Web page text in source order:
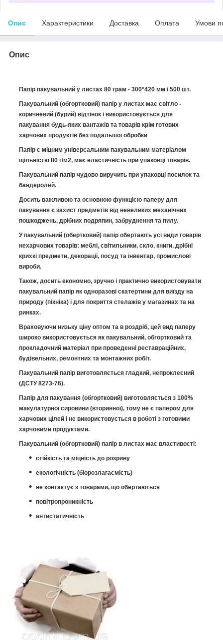
Опис Характеристики Доставка Оплата Умови
Опис
Папір пакувальний у листах 80 грам - 300*420 мм / 500 шт.
Пакувальний (обгортковий) папір у листах має світло -
коричневий (бурий) відтінок і використовується для
пакування будь-яких вантажів та товарів крім готових
харчових продуктів без подальшої обробки
Папір є міцним універсальним пакувальним матеріалом
щільністю 80 г/м2, має еластичність при упаковці товарів.
Пакувальний папір чудово виручить при упаковці посилок та
бандеролей.
Досить важливою та основною функцією паперу для
пакування є захист предметів від невеликих механічних
пошкоджень, дрібних подряпин, забруднення та пилу.
У пакувальний (обертковий) папір обертають усі види товарів
нехарчових товарів: меблі, світильники, скло, книги, дрібні
крихкі предмети, декорації, посуд та інвентар, промислові
вироби.
Також, досить економно, зручно і практично використовувати
пакувальний папір як одноразові скатертини для виїзду на
природу (пікніка) і для покриття стелажів у магазинах та на
ринках.
Враховуючи низьку ціну оптом та в роздріб, цей вид паперу
широко використовується як пакувальний, обгортковий та
прокладочний матеріал при проведенні реставраційних,
будівельних, ремонтних та монтажних робіт.
Пакувальний папір виготовляється гладкий, непроклеєний
(ДСТУ 8273-76).
Папір для пакування (обгортковий) виготовляється з 100%
макулатурної сировини (вторинної), тому не є папером для
харчових цілей і не використовується в роботі з готовими
харчовими продуктами.
Пакувальний (обгортковий) папір в листах має властивості:
стійкість та міцність до розриву
екологічність (біорозлагаємість)
не контактує з товарами, що обертаються
повітропроникність
антистатичність